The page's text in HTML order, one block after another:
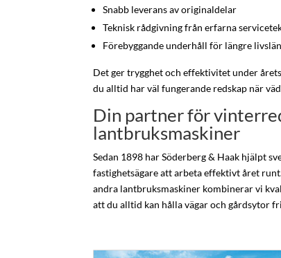
Snabb leverans av originaldelar
Teknisk rådgivning från erfarna
Förebyggande underhåll för längre
Det ger trygghet och effektivitet under
du alltid har väl fungerande redskap när
Din partner för
lantbruksmaskiner
Sedan 1898 har Söderberg & Haak hjälpt
fastighetsägare att arbeta effektivt året
andra lantbruksmaskiner kombinerar vi
att du alltid kan hålla vägar och gårdsytor